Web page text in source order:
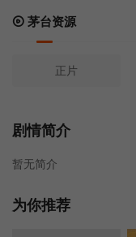
茅台资源
正片
剧情简介
暂无简介
为你推荐